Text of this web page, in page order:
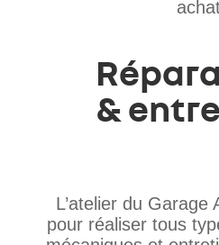
&
L’atelier du Garage
pour réaliser tous